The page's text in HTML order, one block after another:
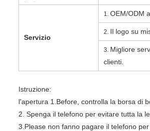
Servizio
1. OEM/ODM
2. Il logo su
3. Migliore
clienti.
Istruzione:
l'apertura 1.Before, controlla la borsa di
2. Spenga il telefono per evitare tutta la
3.Please non fanno pagare il telefono